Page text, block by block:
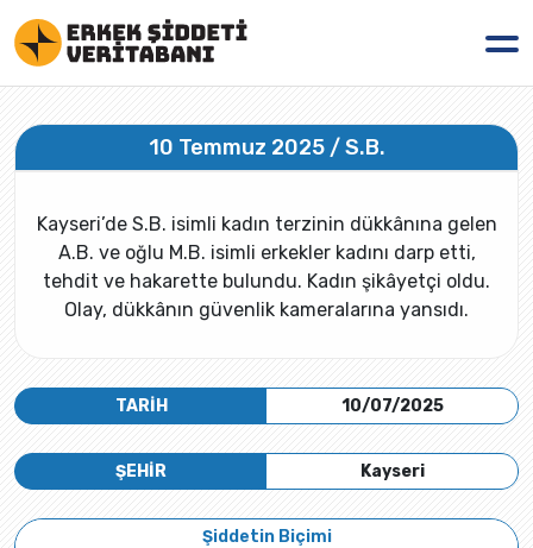
10 Temmuz 2025 / S.B.
Kayseri’de S.B. isimli kadın terzinin dükkânına gelen
A.B. ve oğlu M.B. isimli erkekler kadını darp etti,
tehdit ve hakarette bulundu. Kadın şikâyetçi oldu.
Olay, dükkânın güvenlik kameralarına yansıdı.
TARİH 10/07/2025
Kayseri
ŞEHİR
Şiddetin Biçimi